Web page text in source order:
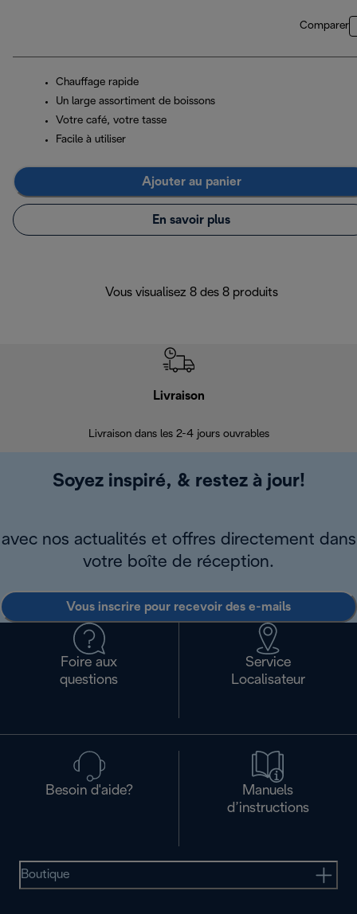
Comparer
Chauffage rapide
Un large assortiment de boissons
Votre café, votre tasse
Facile à utiliser
Ajouter au panier
En savoir plus
Vous visualisez 8 des 8 produits
Livraison
Livraison dans les 2-4 jours ouvrables
Soyez inspiré, & restez à jour!
avec nos actualités et offres directement dans
votre boîte de réception.
Vous inscrire pour recevoir des e-mails
Foire aux
questions
Service
Localisateur
Besoin d'aide?
Manuels
d’instructions
Boutique